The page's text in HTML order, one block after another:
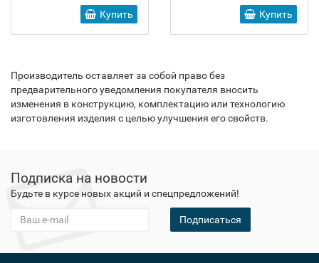
Купить Купить
Производитель оставляет за собой право без
предварительного уведомления покупателя вносить
изменения в конструкцию, комплектацию или технологию
изготовления изделия с целью улучшения его свойств.
Подписка на новости
Будьте в курсе новых акций и спецпредложений!
Подписаться